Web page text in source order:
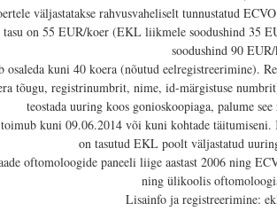
väljastatakse rahvusvaheliselt tunnustatud
tasu on 55 EUR/koer (EKL liikmele soodushind 35
soodushind 90
osaleda kuni 40 koera (nõutud eelregistreerimine).
tõugu, registrinumbrit, nime, id-märgistuse
teostada uuring koos gonioskoopiaga, palume
kuni 09.06.2014 või kuni kohtade täitumiseni.
on tasutud EKL poolt väljastatud
oftomoloogide paneeli liige aastast 2006 ning
ning ülikoolis
Lisainfo ja registreerimine: